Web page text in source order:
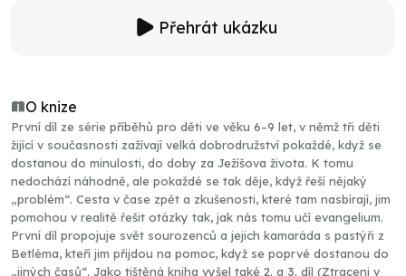
Přehrát ukázku
O knize
První díl ze série příběhů pro děti ve věku 6–9 let, v němž tři děti
žijící v současnosti zažívají velká dobrodružství pokaždé, když se
dostanou do minulosti, do doby za Ježíšova života. K tomu
nedochází náhodně, ale pokaždé se tak děje, když řeší nějaký
„problém“. Cesta v čase zpět a zkušenosti, které tam nasbírají, jim
pomohou v realitě řešit otázky tak, jak nás tomu učí evangelium.
První díl propojuje svět sourozenců a jejich kamaráda s pastýři z
Betléma, kteří jim přijdou na pomoc, když se poprvé dostanou do
„jiných časů“. Jako tištěná kniha vyšel také 2. a 3. díl (Ztraceni v